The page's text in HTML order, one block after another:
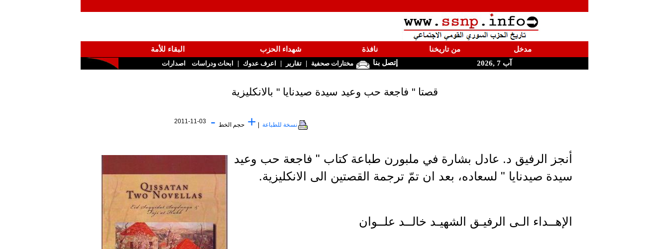
مدخل من تاريخنا نافذة شهداء الحزب
البقاء للأمة
آب 7 ,2026
إتصل بنا مختارات صحفية | تقارير | اعرف عدوك | ابحاث ودراسات اصدارات
قصتا " فاجعة حب وعيد سيدة صيدنايا " بالانكليزية
نسخة للطباعة + حجم الخط -
2011-11-03
أنجز الرفيق د. عادل بشارة في ملبورن طباعة كتاب " فاجعة حب وعيد
سيدة صيدنايا " لسعاده، بعد ان تمّ ترجمة القصتين الى الانكليزية.
الإهــداء الـى الرفيـق الشهيـد خالــد علــوان